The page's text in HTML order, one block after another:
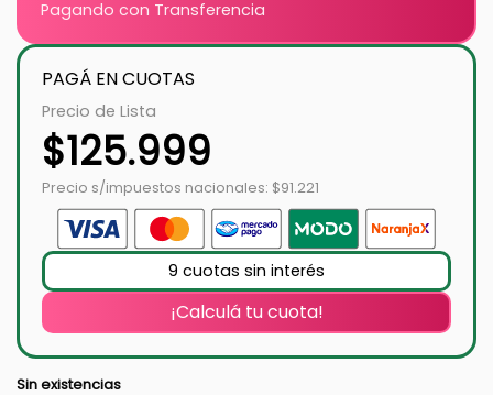
Pagando con Transferencia
PAGÁ EN CUOTAS
Precio de Lista
$125.999
Precio s/impuestos nacionales: $91.221
9 cuotas sin interés
¡Calculá tu cuota!
Sin existencias